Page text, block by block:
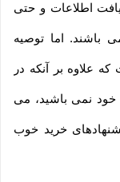
اطلاعات و حتی
باشند. اما توصیه
علاوه بر آنکه در
خود نمی باشید، می
خرید خوب